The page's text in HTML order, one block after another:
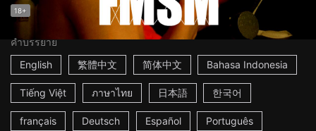
18+
คำบรรยาย
English
繁體中文 简体中文 Bahasa Indonesia
Tiếng Việt ภาษาไทย 日本語 한국어
français Deutsch Español Português